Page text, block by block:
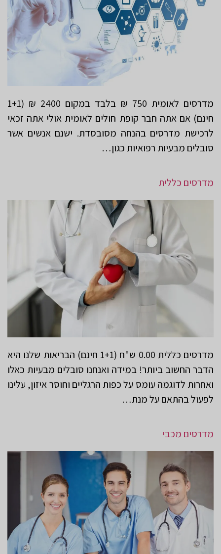
מדרסים לאומית 750 ₪ בלבד במקום 2400 ₪ (1+1
חינם) אם אתה חבר קופת חולים לאומית אולי אתה זכאי
לרכישת מדרסים בהנחה מסובסדת. ישנם אנשים אשר
סובלים מבעיות רפואיות כגון…
מדרסים כללית
מדרסים כללית 0.00 ש"ח (1+1 חינם) הבריאות שלנו היא
הדבר החשוב ביותר! במידה ואנחנו סובלים מבעיות כאלו
ואחרות לדוגמה עומס על כפות הרגליים וחוסר איזון, עלינו
לפעול בהתאם על מנת…
מדרסים מכבי